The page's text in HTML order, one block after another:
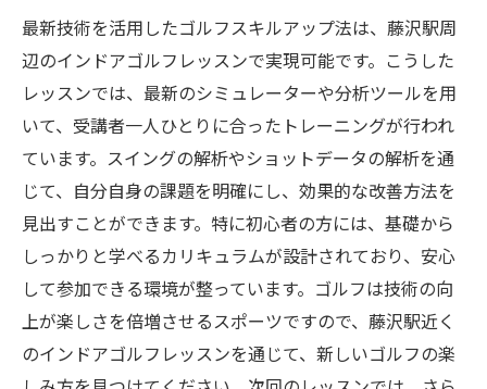
最新技術を活用したゴルフスキルアップ法は、藤沢駅周
辺のインドアゴルフレッスンで実現可能です。こうした
レッスンでは、最新のシミュレーターや分析ツールを用
いて、受講者一人ひとりに合ったトレーニングが行われ
ています。スイングの解析やショットデータの解析を通
じて、自分自身の課題を明確にし、効果的な改善方法を
見出すことができます。特に初心者の方には、基礎から
しっかりと学べるカリキュラムが設計されており、安心
して参加できる環境が整っています。ゴルフは技術の向
上が楽しさを倍増させるスポーツですので、藤沢駅近く
のインドアゴルフレッスンを通じて、新しいゴルフの楽